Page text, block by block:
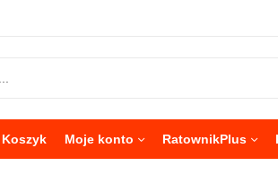
Koszyk Moje konto RatownikPlus